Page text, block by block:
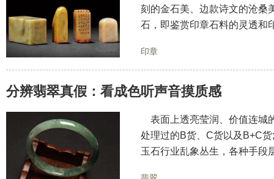
刻的金石美、边款诗文的沧桑
石，即鉴赏印章石料的灵透
印章
分辨翡翠真假：看成色听声音摸质感
表面上透亮莹润、价值连城
处理过的B货、C货以及B+C
玉石行业乱象丛生，各种手